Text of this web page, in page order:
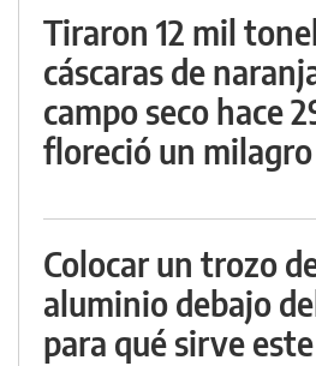
Tiraron 12 mil
cáscaras de
campo seco hace
floreció un milagro
Colocar un trozo
aluminio debajo
para qué sirve